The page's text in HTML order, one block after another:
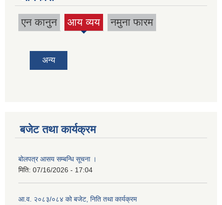
एन कानुन आय व्यय
(active
नमुना फारम
अन्य
बजेट तथा कार्यक्रम
बोलपत्र आसय सम्बन्धि सूचना ।
मिति: 07/16/2026 - 17:04
आ.व. २०८३/०८४ को बजेट, निति तथा कार्यक्रम